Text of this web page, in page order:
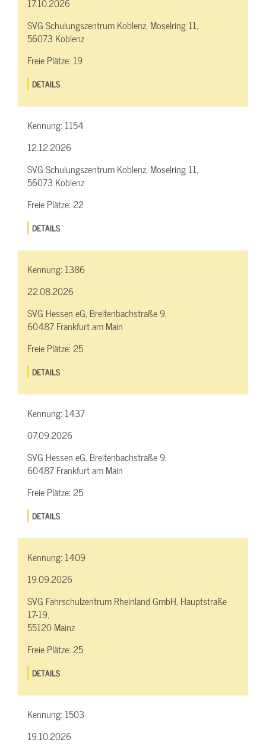
17.10.2026
SVG Schulungszentrum Koblenz, Moselring 11,
56073 Koblenz
Freie Plätze: 19
DETAILS
Kennung: 1154
12.12.2026
SVG Schulungszentrum Koblenz, Moselring 11,
56073 Koblenz
Freie Plätze:22
DETAILS
Kennung: 1386
22.08.2026
SVG Hessen eG, Breitenbachstraße 9,
60487 Frankfurt am Main
Freie Plätze:25
DETAILS
Kennung: 1437
07.09.2026
SVG Hessen eG, Breitenbachstraße 9,
60487 Frankfurt am Main
Freie Plätze:25
DETAILS
Kennung: 1409
19.09.2026
SVG Fahrschulzentrum Rheinland GmbH, Hauptstraße
17-19,
55120 Mainz
Freie Plätze:25
DETAILS
Kennung: 1503
19.10.2026